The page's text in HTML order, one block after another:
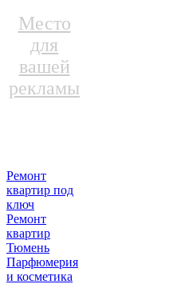
Место
для
вашей
рекламы
Ремонт
квартир под
ключ
Ремонт
квартир
Тюмень
Парфюмерия
и косметика